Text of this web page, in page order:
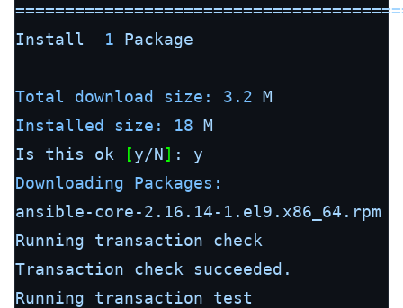
Install
1 Package
Total download size: 3.2 M
Installed size:
18 M
Is
this ok [y/N] :
y
Downloading Packages:
ansible-core-2.16.14-1.el9.x86_64.rpm
Running
transaction
check
Transaction
check
succeeded.
Running
transaction
test